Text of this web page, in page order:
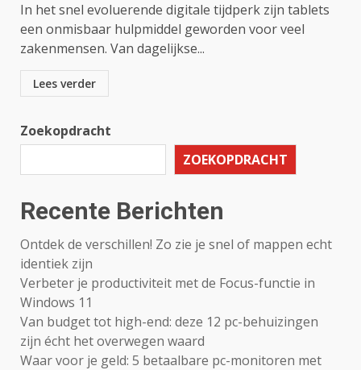
In het snel evoluerende digitale tijdperk zijn tablets
een onmisbaar hulpmiddel geworden voor veel
zakenmensen. Van dagelijkse...
Lees verder
Zoekopdracht
ZOEKOPDRACHT
Recente Berichten
Ontdek de verschillen! Zo zie je snel of mappen echt
identiek zijn
Verbeter je productiviteit met de Focus-functie in
Windows 11
Van budget tot high-end: deze 12 pc-behuizingen
zijn écht het overwegen waard
Waar voor je geld: 5 betaalbare pc-monitoren met